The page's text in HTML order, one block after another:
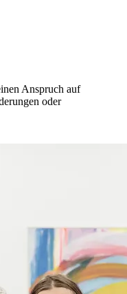
Anspruch auf
oder